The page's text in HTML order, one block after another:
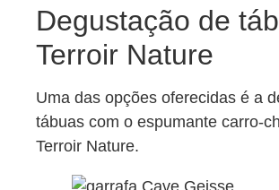
Degustação de
Terroir Nature
Uma das opções oferecidas é a
tábuas com o espumante carro-
Terroir Nature.